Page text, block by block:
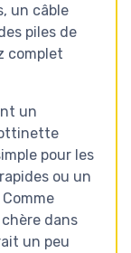
un câble
piles de
complet
un
pour les
ou un
dans
un peu